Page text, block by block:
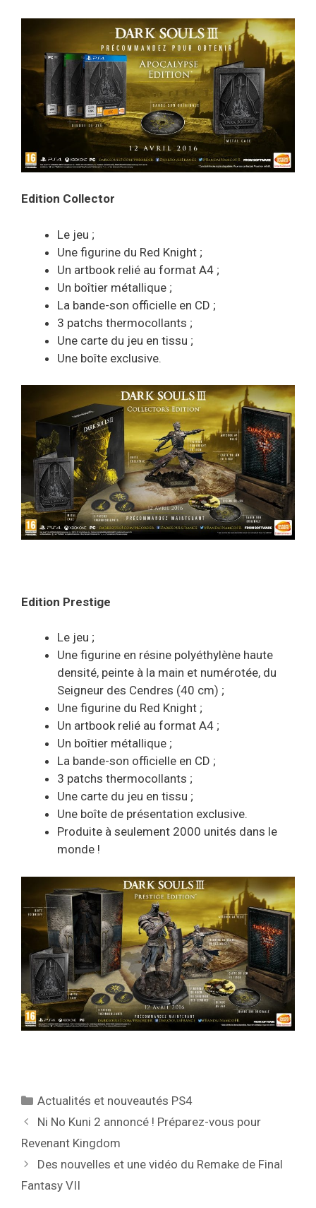
Edition Collector
Le jeu ;
Une figurine du Red Knight ;
Un artbook relié au format A4 ;
Un boîtier métallique ;
La bande-son officielle en CD ;
3 patchs thermocollants ;
Une carte du jeu en tissu ;
Une boîte exclusive.
Edition Prestige
Le jeu ;
Une figurine en résine polyéthylène haute
densité, peinte à la main et numérotée, du
Seigneur des Cendres (40 cm) ;
Une figurine du Red Knight ;
Un artbook relié au format A4 ;
Un boîtier métallique ;
La bande-son officielle en CD ;
3 patchs thermocollants ;
Une carte du jeu en tissu ;
Une boîte de présentation exclusive.
Produite à seulement 2000 unités dans le
monde !
Catégories
Actualités et nouveautés PS4
Ni No Kuni 2 annoncé ! Préparez-vous pour
Revenant Kingdom
Des nouvelles et une vidéo du Remake de Final
Fantasy VII